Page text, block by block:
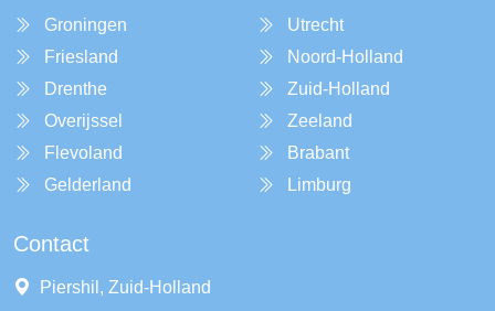
Groningen
Friesland
Drenthe
Overijssel
Flevoland
Gelderland
Utrecht
Noord-Holland
Zuid-Holland
Zeeland
Brabant
Limburg
Contact
Piershil, Zuid-Holland